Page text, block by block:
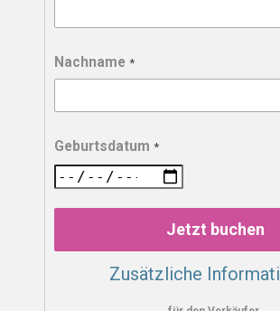
Nachname *
Geburtsdatum *
Jetzt buchen
Zusätzliche